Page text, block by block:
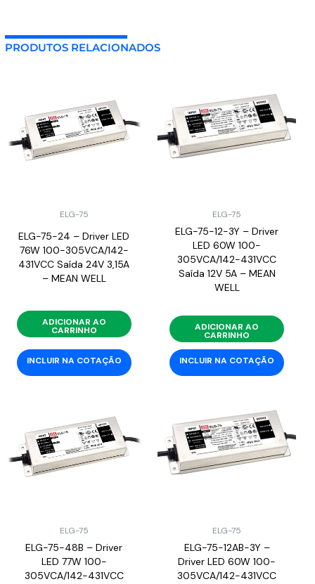
PRODUTOS RELACIONADOS
ELG-75
ELG-75-24 – Driver LED
76W 100-305VCA/142-
431VCC Saída 24V 3,15A
– MEAN WELL
ADICIONAR AO
CARRINHO
INCLUIR NA COTAÇÃO
ELG-75
ELG-75-12-3Y – Driver
LED 60W 100-
305VCA/142-431VCC
Saída 12V 5A – MEAN
WELL
ADICIONAR AO
CARRINHO
INCLUIR NA COTAÇÃO
ELG-75
ELG-75-48B – Driver
LED 77W 100-
305VCA/142-431VCC
ELG-75
ELG-75-12AB-3Y –
Driver LED 60W 100-
305VCA/142-431VCC